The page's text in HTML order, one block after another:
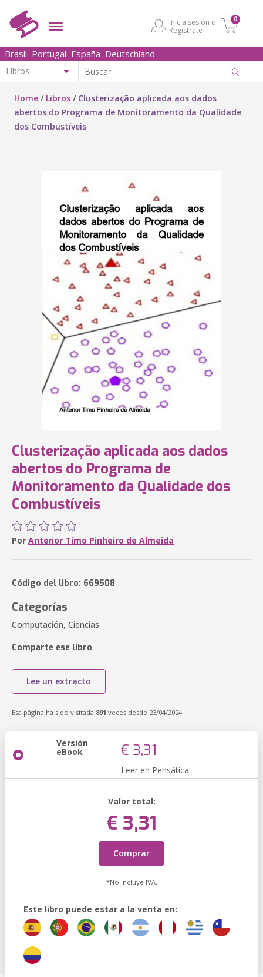
Inicia sesión o
Regístrate
0
Brasil Portugal España Deutschland
Home / Libros / Clusterização aplicada aos dados
abertos do Programa de Monitoramento da Qualidade
dos Combustíveis
Clusterização aplicada aos dados
abertos do Programa de
Monitoramento da Qualidade dos
Combustíveis
Por Antenor Timo Pinheiro de Almeida
Código del libro: 669508
Categorías
Computación, Ciencias
Comparte ese libro
Lee un extracto
Esa página ha sido visitada 891 veces desde 23/04/2024
Versión
eBook € 3,31
Leer en Pensática
Valor total:
€ 3,31
Comprar
*No incluye IVA.
Este libro puede estar a la venta en: